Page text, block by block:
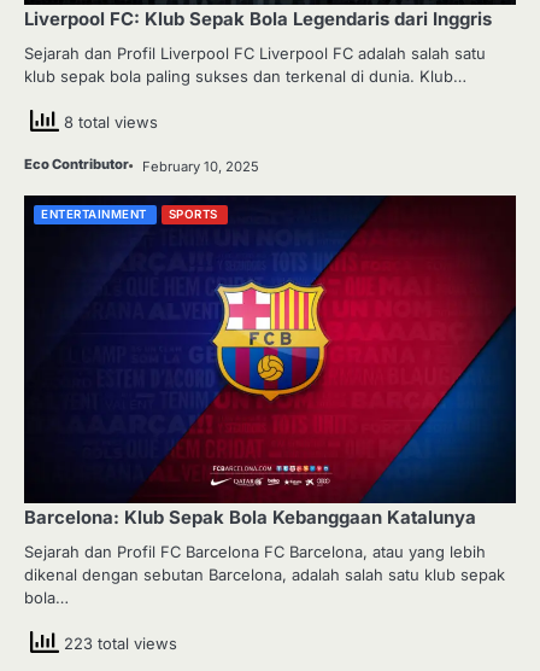
Liverpool FC: Klub Sepak Bola Legendaris dari Inggris
Sejarah dan Profil Liverpool FC Liverpool FC adalah salah satu
klub sepak bola paling sukses dan terkenal di dunia. Klub…
8 total views
Eco Contributor February 10, 2025
ENTERTAINMENT SPORTS
Barcelona: Klub Sepak Bola Kebanggaan Katalunya
Sejarah dan Profil FC Barcelona FC Barcelona, atau yang lebih
dikenal dengan sebutan Barcelona, adalah salah satu klub sepak
bola…
223 total views